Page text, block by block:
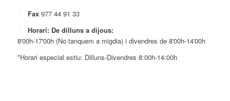
Fax 977 44 91 33
Horari: De dilluns a dijous:
8'00h-17'00h (No tanquem a migdia) i divendres de 8'00h-14'00h
*Horari especial estiu: Dilluns-Divendres 8:00h-14:00h